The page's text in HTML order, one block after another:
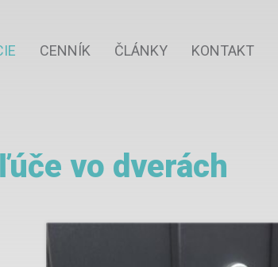
CENNÍK ČLÁNKY KONTAKT
vo dverách